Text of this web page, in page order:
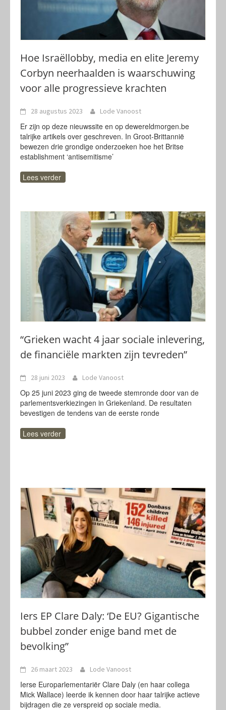
Hoe Israëllobby, media en elite Jeremy
Corbyn neerhaalden is waarschuwing
voor alle progressieve krachten
28 augustus 2023 Lode Vanoost
Er zijn op deze nieuwssite en op dewereldmorgen.be
talrijke artikels over geschreven. In Groot-Brittannië
bewezen drie grondige onderzoeken hoe het Britse
establishment ‘antisemitisme’
Lees verder
“Grieken wacht 4 jaar sociale inlevering,
de financiële markten zijn tevreden”
28 juni 2023 Lode Vanoost
Op 25 juni 2023 ging de tweede stemronde door van de
parlementsverkiezingen in Griekenland. De resultaten
bevestigen de tendens van de eerste ronde
Lees verder
Iers EP Clare Daly: ‘De EU? Gigantische
bubbel zonder enige band met de
bevolking”
26 maart 2023 Lode Vanoost
Ierse Europarlementariër Clare Daly (en haar collega
Mick Wallace) leerde ik kennen door haar talrijke actieve
bijdragen die ze verspreid op sociale media.